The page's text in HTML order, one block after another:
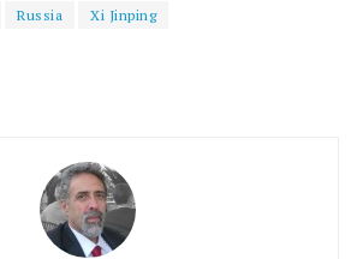
Russia Xi Jinping